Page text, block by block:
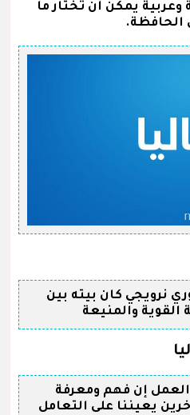
يمكن أن تختار ما
الحافظة.
نرويجي كان بيته بين
القوية والمنيعة
إن فهم ومعرفة
يعيننا على التعامل